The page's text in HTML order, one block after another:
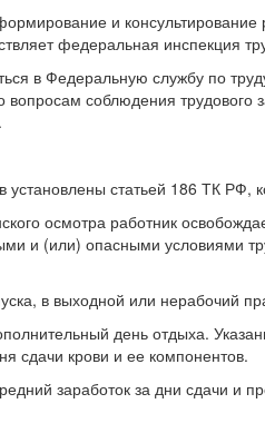
и
федеральная инспекция
в Федеральную службу по
соблюдения
статьей 186 ТК
осмотра работник
и (или) опасными условиями
в выходной или нерабочий
день отдыха.
сдачи крови и ее компонентов.
заработок за дни сдачи и